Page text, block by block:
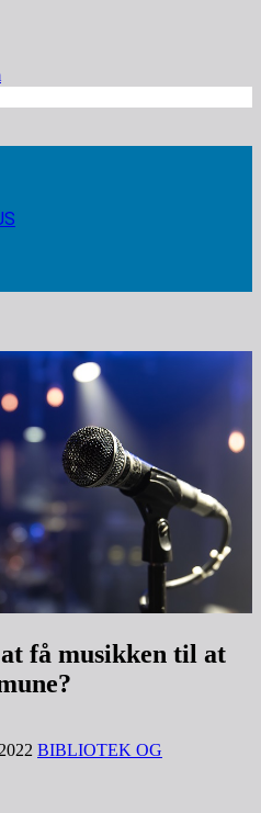
få musikken til at
BIBLIOTEK OG